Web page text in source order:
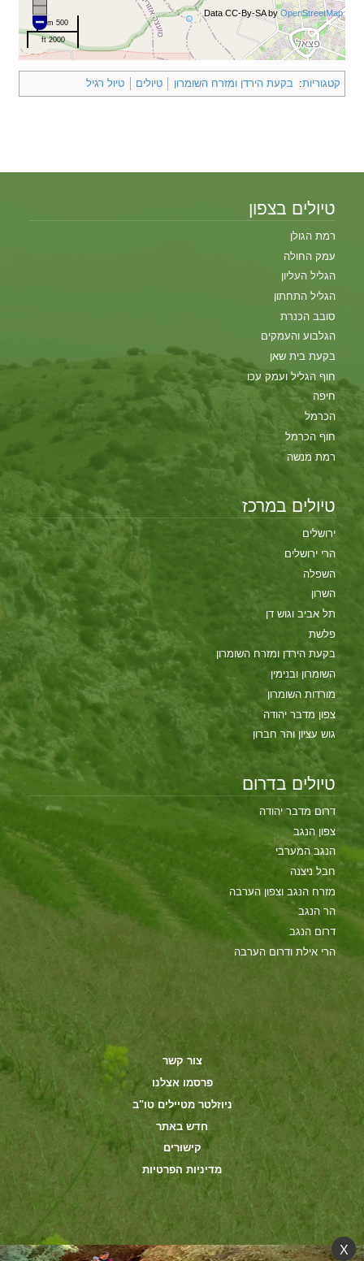
500 m
2000 ft
Data CC-By-SA byOpenStreetMap
קטגוריות: בקעת הירדן ומזרח השומרון טיולים טיול רגיל
טיולים בצפון
רמת הגולן
עמק החולה
הגליל העליון
הגליל התחתון
סובב הכנרת
הגלבוע והעמקים
בקעת בית שאן
חוף הגליל ועמק עכו
חיפה
הכרמל
חוף הכרמל
רמת מנשה
טיולים במרכז
ירושלים
הרי ירושלים
השפלה
השרון
תל אביב וגוש דן
פלשת
בקעת הירדן ומזרח השומרון
השומרון ובנימין
מורדות השומרון
צפון מדבר יהודה
גוש עציון והר חברון
טיולים בדרום
דרום מדבר יהודה
צפון הנגב
הנגב המערבי
חבל ניצנה
מזרח הנגב וצפון הערבה
הר הנגב
דרום הנגב
הרי אילת ודרום הערבה
צור קשר
פרסמו אצלנו
ניוזלטר מטיילים טו"ב
חדש באתר
קישורים
מדיניות הפרטיות
X